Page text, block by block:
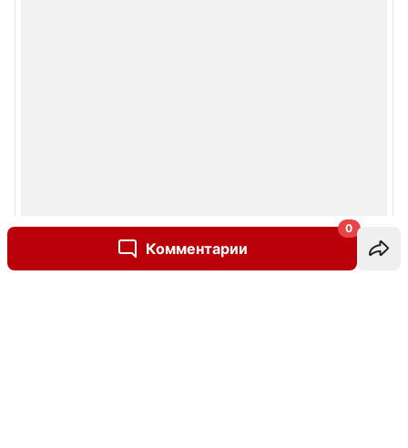
Комментарии
0